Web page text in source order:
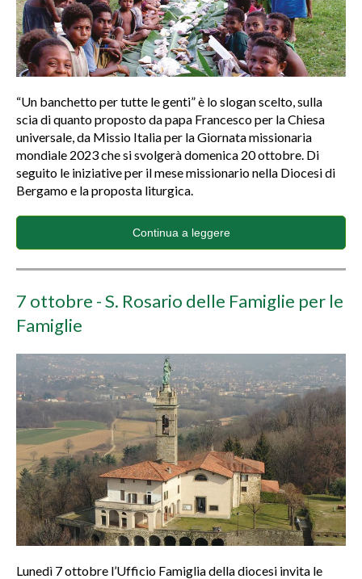
“Un banchetto per tutte le genti” è lo slogan scelto, sulla
scia di quanto proposto da papa Francesco per la Chiesa
universale, da Missio Italia per la Giornata missionaria
mondiale 2023 che si svolgerà domenica 20 ottobre. Di
seguito le iniziative per il mese missionario nella Diocesi di
Bergamo e la proposta liturgica.
Continua a leggere
7 ottobre - S. Rosario delle Famiglie per le
Famiglie
Lunedì 7 ottobre l’Ufficio Famiglia della diocesi invita le